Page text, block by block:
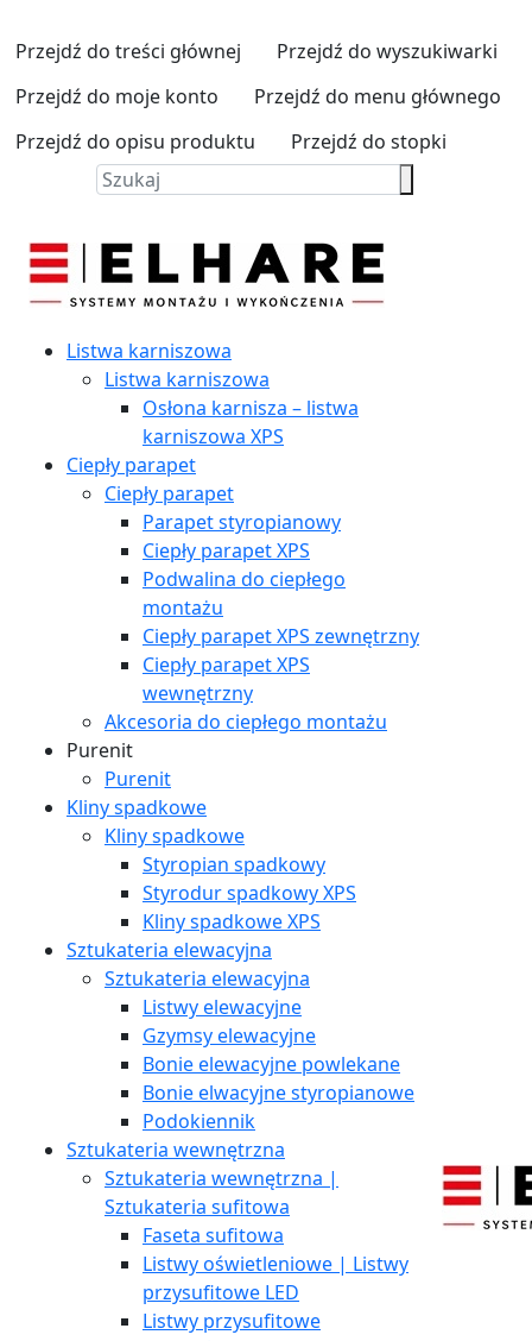
Przejdź do treści głównej
Przejdź do wyszukiwarki
Przejdź do moje konto
Przejdź do menu głównego
Przejdź do opisu produktu
Przejdź do stopki
Listwa karniszowa
Listwa karniszowa
Osłona karnisza – listwa
karniszowa XPS
Ciepły parapet
Ciepły parapet
Parapet styropianowy
Ciepły parapet XPS
Podwalina do ciepłego
montażu
Ciepły parapet XPS zewnętrzny
Ciepły parapet XPS
wewnętrzny
Akcesoria do ciepłego montażu
Purenit
Purenit
Kliny spadkowe
Kliny spadkowe
Styropian spadkowy
Styrodur spadkowy XPS
Kliny spadkowe XPS
Sztukateria elewacyjna
Sztukateria elewacyjna
Listwy elewacyjne
Gzymsy elewacyjne
Bonie elewacyjne powlekane
Bonie elwacyjne styropianowe
Podokiennik
Sztukateria wewnętrzna
Sztukateria wewnętrzna |
Sztukateria sufitowa
Faseta sufitowa
Listwy oświetleniowe | Listwy
przysufitowe LED
Listwy przysufitowe